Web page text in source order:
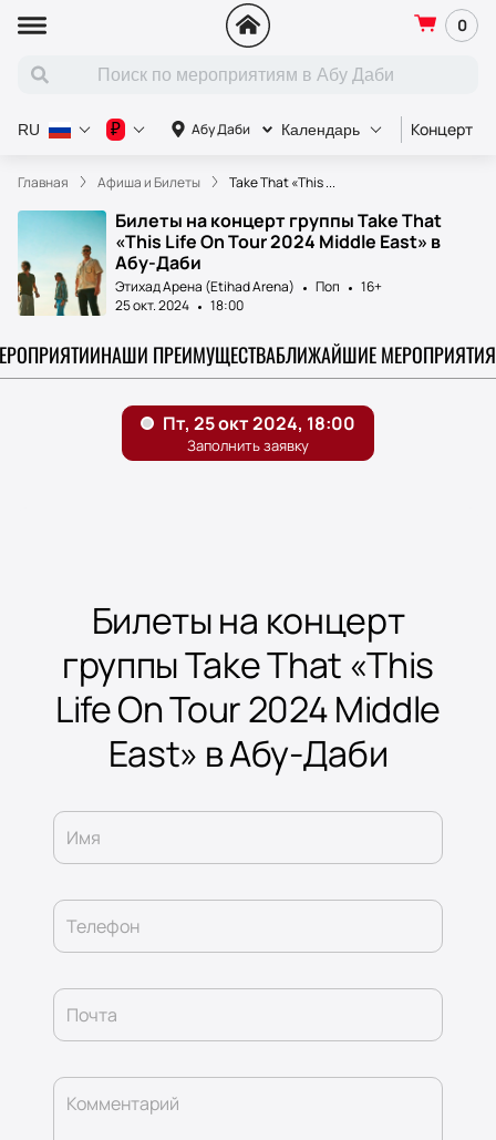
0
Абу Даби Календарь Концерт
RU ₽
Главная Афиша и Билеты Take That «This ...
Билеты на концерт группы Take That
«This Life On Tour 2024 Middle East» в
Абу-Даби
Этихад Арена (Etihad Arena) Поп
16+
25 окт. 2024
18:00
НАШИ ПРЕИМУЩЕСТВАБЛИЖАЙШИЕ МЕРОПРИЯТИЯ
Билеты на концерт
группы Take That «This
Life On Tour 2024 Middle
East» в Абу-Даби
Имя
Телефон
Почта
Комментарий